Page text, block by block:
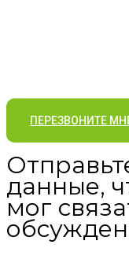
ПЕРЕЗВОНИТЕ
данные,
мог